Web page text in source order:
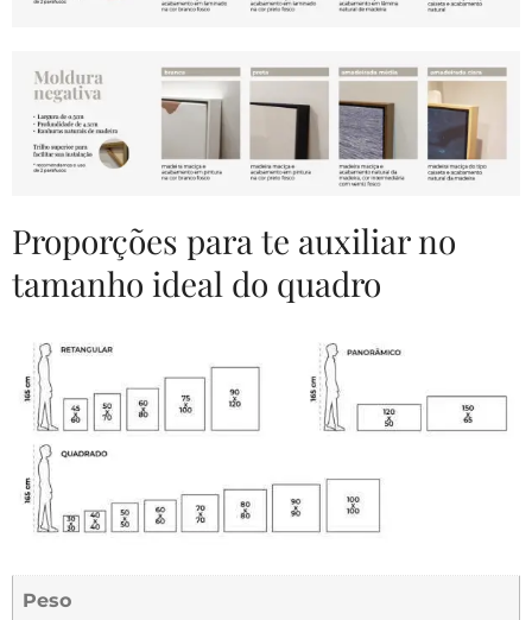
Proporções para te auxiliar no
tamanho ideal do quadro
Peso